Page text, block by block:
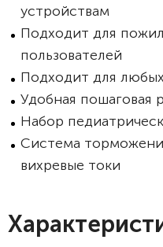
устройствам
Подходит для
пользователей
Подходит для
Удобная пошаговая
Набор
Система
вихревые токи